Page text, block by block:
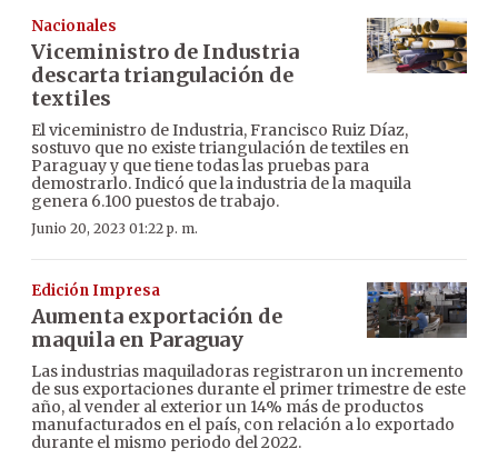
Nacionales
Viceministro de Industria
descarta triangulación de
textiles
El viceministro de Industria, Francisco Ruiz Díaz,
sostuvo que no existe triangulación de textiles en
Paraguay y que tiene todas las pruebas para
demostrarlo. Indicó que la industria de la maquila
genera 6.100 puestos de trabajo.
Junio 20, 2023 01:22 p. m.
Edición Impresa
Aumenta exportación de
maquila en Paraguay
Las industrias maquiladoras registraron un incremento
de sus exportaciones durante el primer trimestre de este
año, al vender al exterior un 14% más de productos
manufacturados en el país, con relación a lo exportado
durante el mismo periodo del 2022.